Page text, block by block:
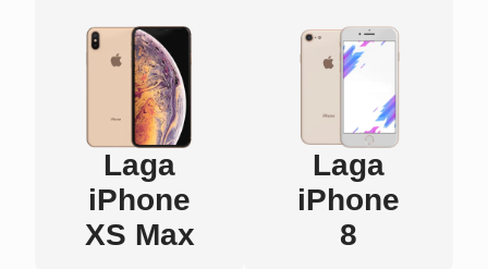
Laga
iPhone
XS Max
Laga
iPhone
8